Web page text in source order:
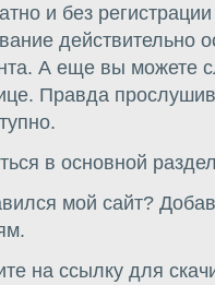
и без
действительно
А еще вы можете
Правда
в основной
мой сайт?
на ссылку для